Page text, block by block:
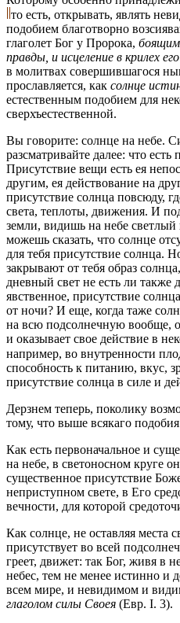
то есть, открывать, являть
подобием благотворно
глаголет Бог у Пророка,
правды, и исцеление в крилех его
в молитвах совершившагося
прославляется, как солнце
естественным подобием для
сверхъестественной.
Вы говорите: солнце на небе.
разсматривайте далее: что есть
Присутствие вещи есть ея
другим, ея действование на
присутствие солнца повсюду,
света, теплоты, движения. И
земли, видишь на небе
можешь сказать, что солнце
для тебя присутствие солнца.
закрывают от тебя образ
дневный свет не есть ли также
явственное, присутствие
от ночи? И еще, когда таже
на всю подсолнечную вообще,
и оказывает свое действие в
например, во внутренности
способность к питанию, вкус,
присутствие солнца в силе и
Дерзнем теперь, поколику
тому, что выше всякаго
Как есть первоначальное и
на небе, в светоносном круге
существенное присутствие
неприступном свете, в Его
вечности, для которой
Как солнце, не оставляя места
присутствует во всей
греет, движет: так Бог, живя в
небес, тем не менее истинно и
всем мире, и невидимом и
глаголом силы Своея (Евр. I. 3).